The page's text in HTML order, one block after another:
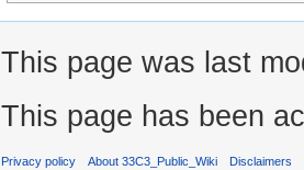
This page was last
This page has been
Privacy policy About 33C3_Public_Wiki Disclaimers